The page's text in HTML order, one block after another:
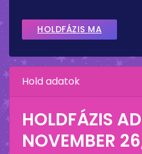
HOLDFÁZIS MA
Hold adatok
HOLDFÁZIS
NOVEMBER